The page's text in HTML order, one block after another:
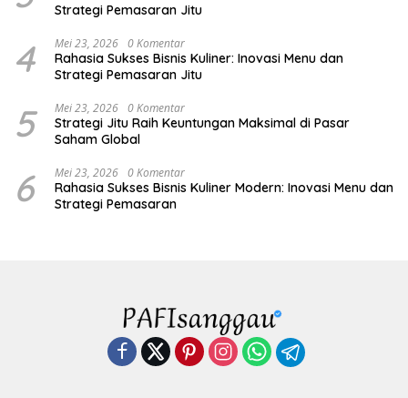
Strategi Pemasaran Jitu
4 Mei 23, 2026 0 Komentar
Rahasia Sukses Bisnis Kuliner: Inovasi Menu dan
Strategi Pemasaran Jitu
5 Mei 23, 2026 0 Komentar
Strategi Jitu Raih Keuntungan Maksimal di Pasar
Saham Global
6 Mei 23, 2026 0 Komentar
Rahasia Sukses Bisnis Kuliner Modern: Inovasi Menu dan
Strategi Pemasaran